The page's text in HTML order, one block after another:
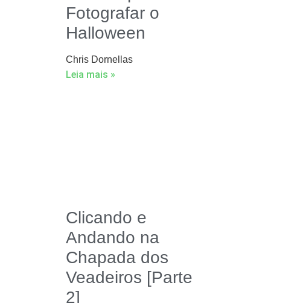
Fotografar o
Halloween
Chris Dornellas
Leia mais »
Clicando e
Andando na
Chapada dos
Veadeiros [Parte
2]